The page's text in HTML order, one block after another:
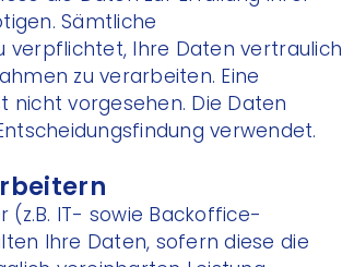
Sämtliche
verpflichtet, Ihre Daten vertraulich
zu verarbeiten. Eine
nicht vorgesehen. Die Daten
verwendet.
IT- sowie Backoffice-
Ihre Daten, sofern diese die